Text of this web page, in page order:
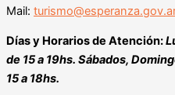
Mail:
Días y Horarios de Atención:
de 15 a 19hs. Sábados,
15 a 18hs.